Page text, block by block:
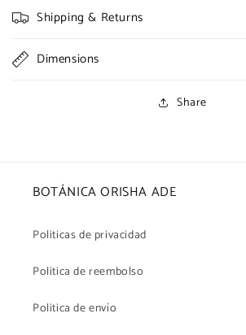
Shipping & Returns
Dimensions
Share
BOTÁNICA ORISHA ADE
Politicas de privacidad
Politica de reembolso
Politica de envío